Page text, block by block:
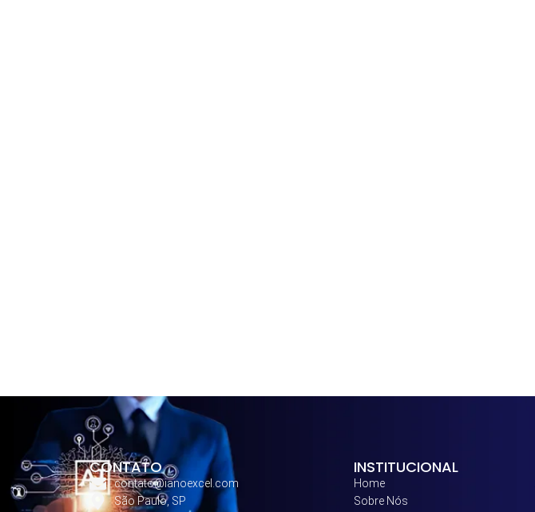
CONTATO
contato@ianoexcel.com
São Paulo, SP
INSTITUCIONAL
Home
Sobre Nós